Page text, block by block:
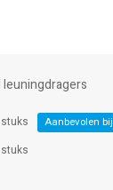
leuningdragers
Aanbevolen bij